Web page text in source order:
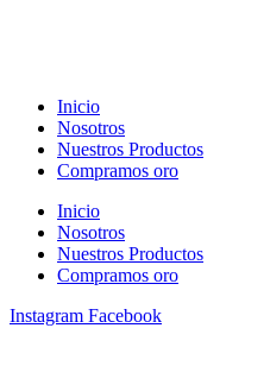
Inicio
Nosotros
Nuestros Productos
Compramos oro
Inicio
Nosotros
Nuestros Productos
Compramos oro
Instagram Facebook